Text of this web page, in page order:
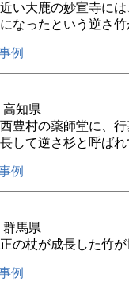
い大鹿の妙宣寺に
なったという逆さ竹
例
高知県
豊村の薬師堂に、
して逆さ杉と呼ばれ
例
群馬県
の杖が成長した竹が
例